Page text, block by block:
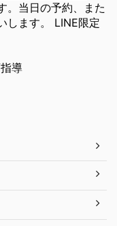
。当日の予約、また
します。 LINE限定
導